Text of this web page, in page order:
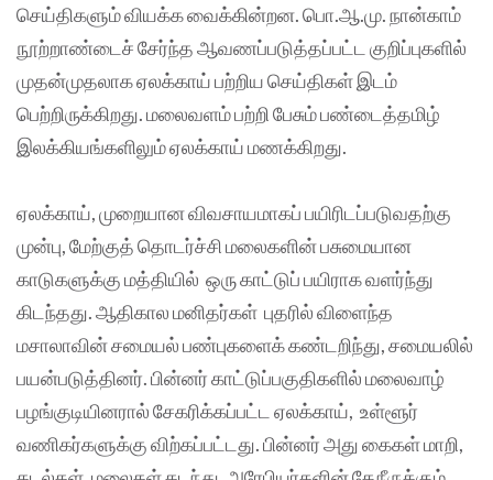
செய்திகளும் வியக்க வைக்கின்றன. பொ.ஆ.மு. நான்காம்
நூற்றாண்டைச் சேர்ந்த ஆவணப்படுத்தப்பட்ட குறிப்புகளில்
முதன்முதலாக ஏலக்காய் பற்றிய செய்திகள் இடம்
பெற்றிருக்கிறது. மலைவளம் பற்றி பேசும் பண்டைத்தமிழ்
இலக்கியங்களிலும் ஏலக்காய் மணக்கிறது.
ஏலக்காய், முறையான விவசாயமாகப் பயிரிடப்படுவதற்கு
முன்பு, மேற்குத் தொடர்ச்சி மலைகளின் பசுமையான
காடுகளுக்கு மத்தியில் ஒரு காட்டுப் பயிராக வளர்ந்து
கிடந்தது. ஆதிகால மனிதர்கள் புதரில் விளைந்த
மசாலாவின் சமையல் பண்புகளைக் கண்டறிந்து, சமையலில்
பயன்படுத்தினர். பின்னர் காட்டுப்பகுதிகளில் மலைவாழ்
பழங்குடியினரால் சேகரிக்கப்பட்ட ஏலக்காய், உள்ளூர்
வணிகர்களுக்கு விற்கப்பட்டது. பின்னர் அது கைகள் மாறி,